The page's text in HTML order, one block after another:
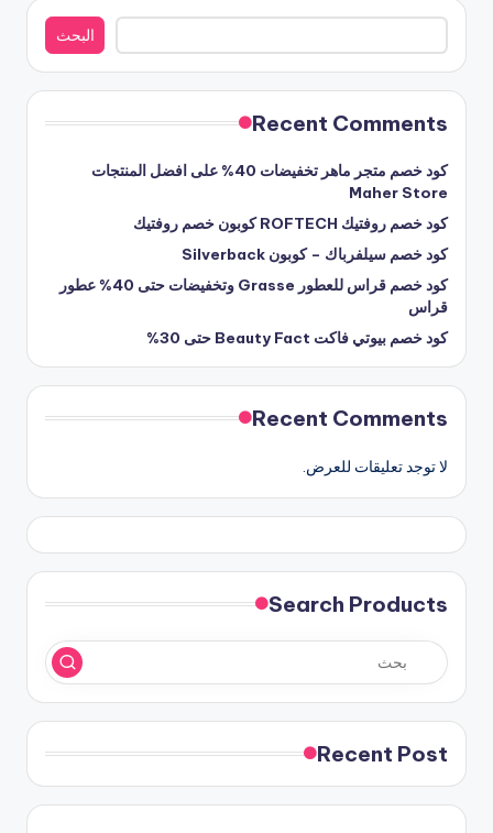
البحث
البحث
Recent Comments
كود خصم متجر ماهر تخفيضات 40% على افضل المنتجات
Maher Store
كود خصم روفتيك ROFTECH كوبون خصم روفتيك
كود خصم سيلفرباك – كوبون Silverback
كود خصم قراس للعطور Grasse وتخفيضات حتى 40% عطور
قراس
كود خصم بيوتي فاكت Beauty Fact حتى 30%
Recent Comments
لا توجد تعليقات للعرض.
Search Products
Recent Post